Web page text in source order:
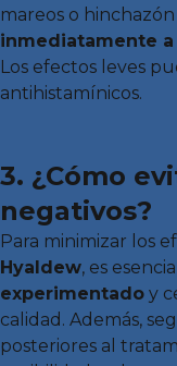
mareos o
inmediatamente
Los efectos leves
antihistamínicos.
3. ¿Cómo
negativos?
Para minimizar los
Hyaldew, es
experimentado y
calidad. Además,
posteriores al